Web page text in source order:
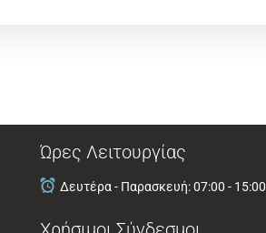
Ώρες Λειτουργίας
Δευτέρα - Παρασκευή: 07:00 - 15:00